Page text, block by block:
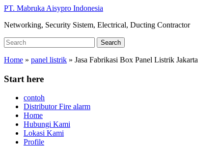
Skip
main
PT. Mabruka Aisypro Indonesia
Networking, Security Sistem, Electrical, Ducting Contractor
Search
for:
Search
Home » panel listrik » Jasa Fabrikasi Box Panel Listrik Jakarta
Start here
contoh
Distributor Fire alarm
Home
Hubungi Kami
Lokasi Kami
Profile